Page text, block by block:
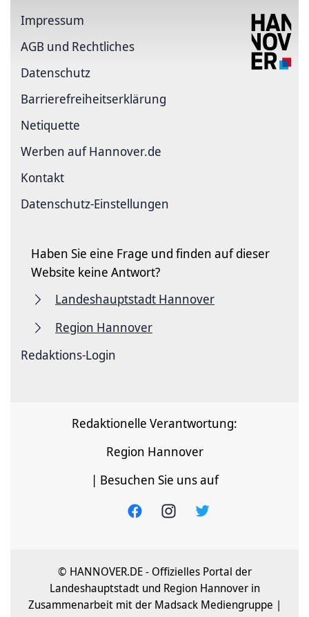
Impressum
AGB und Rechtliches
Datenschutz
Barriere­freiheits­erklärung
Netiquette
Werben auf Hannover.de
Kontakt
Datenschutz-Einstellungen
Haben Sie eine Frage und finden auf dieser
Website keine Antwort?
Landeshauptstadt Hannover
Region Hannover
Redaktions-Login
Redaktionelle Verantwortung:
Region Hannover
| Besuchen Sie uns auf
© HANNOVER.DE - Offizielles Portal der
Landeshauptstadt und Region Hannover in
Zusammenarbeit mit der Madsack Mediengruppe |